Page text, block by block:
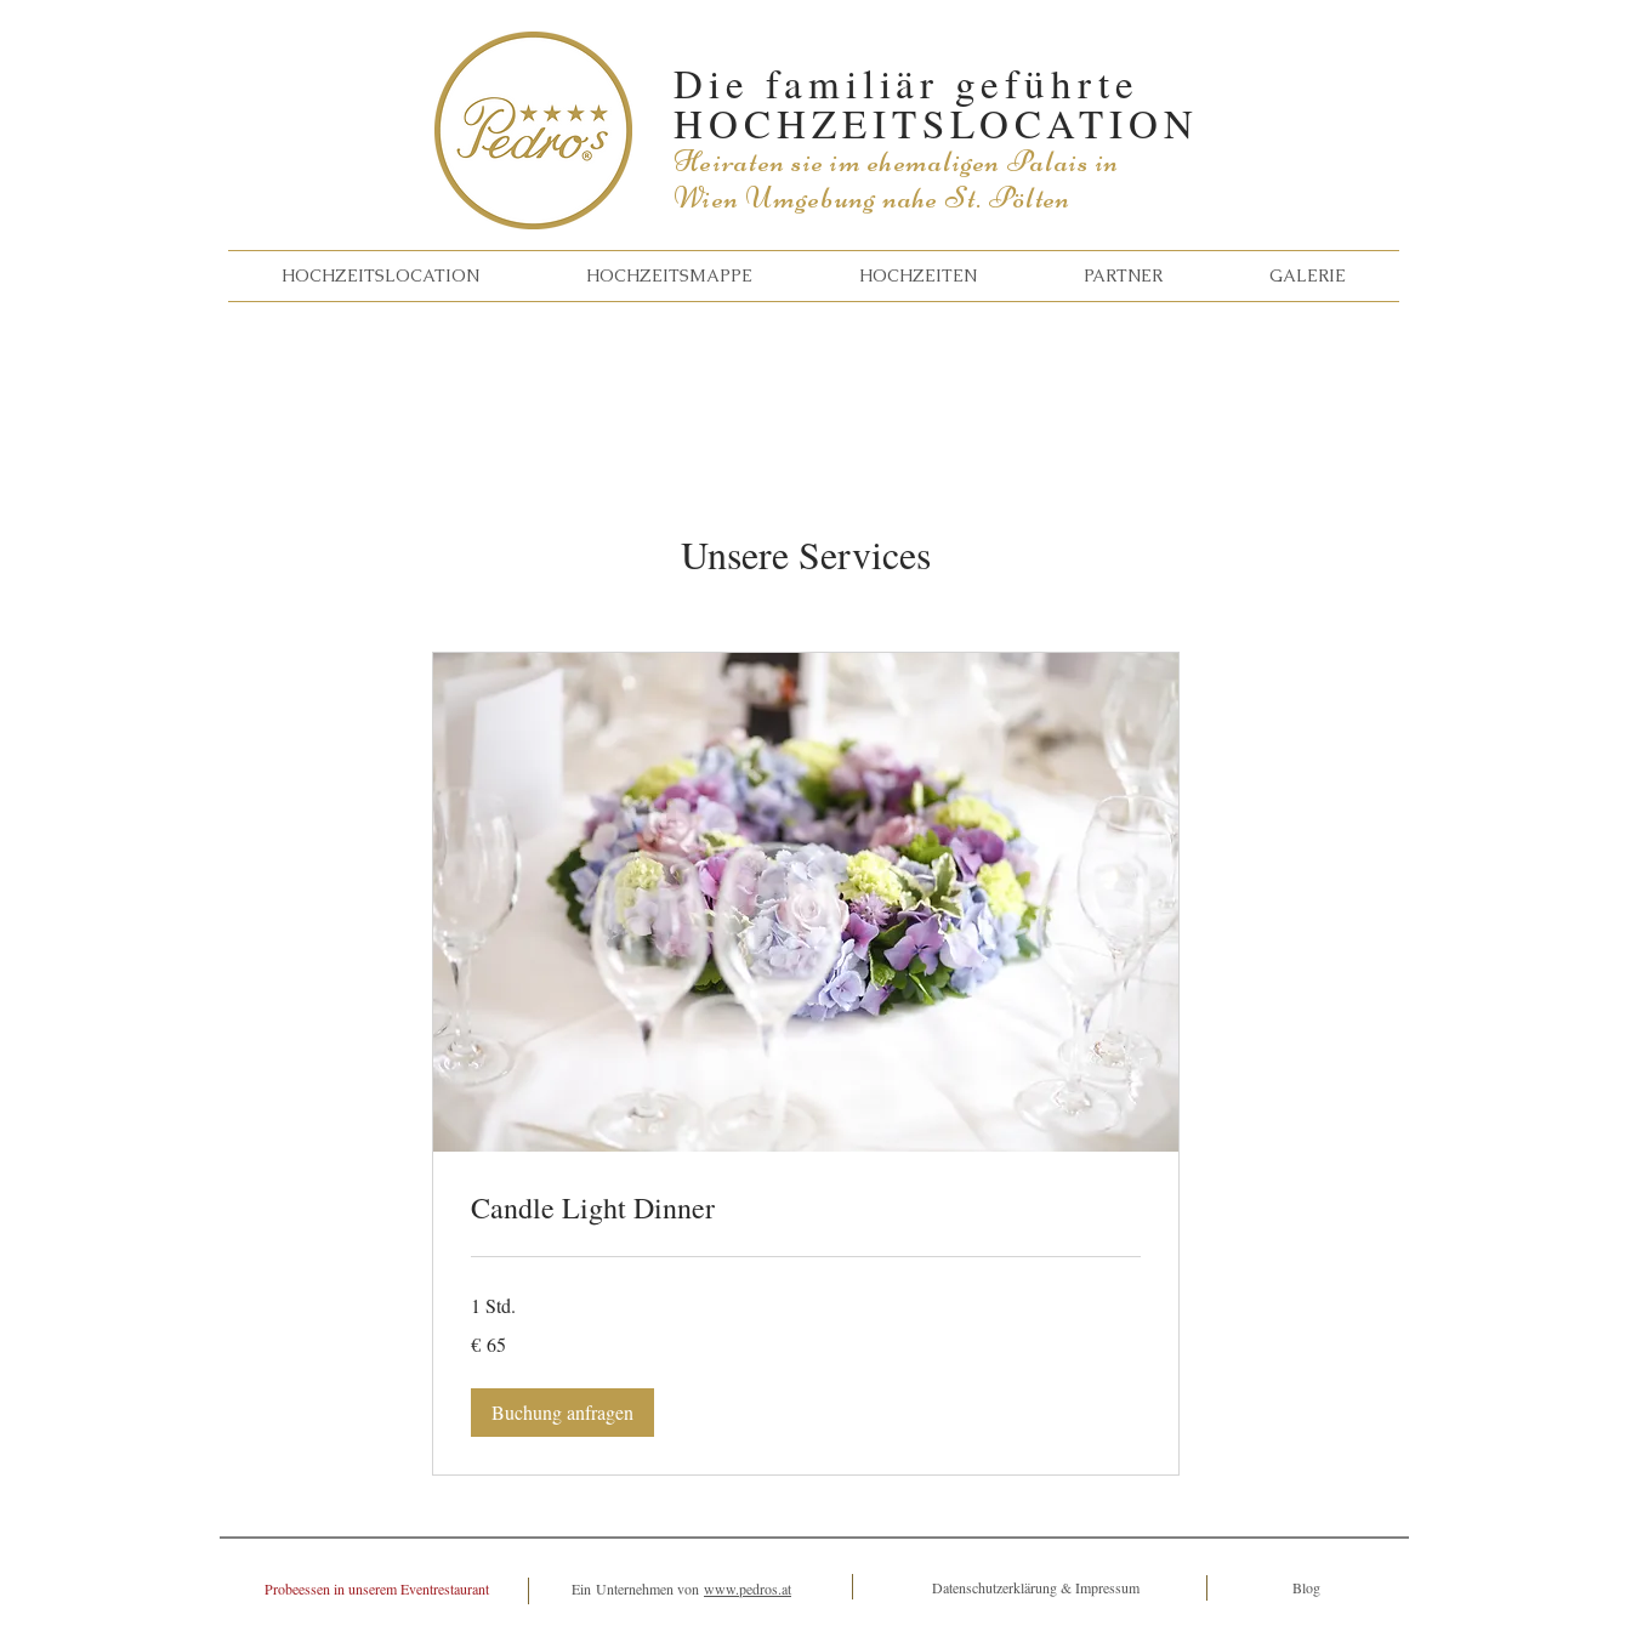
Die familiär geführte
HOCHZEITSLOCATION
Heiraten sie im ehemaligen Palais in
Wien Umgebung nahe St. Pölten
HOCHZEITSLOCATION HOCHZEITSMAPPE HOCHZEITEN PARTNER GALERIE
Unsere Services
Candle Light Dinner
1 Std.
Euro
€ 65
Buchung anfragen
Probeessen in unserem Eventrestaurant Ein Unternehmen von www.pedros.at Datenschutzerklärung & Impressum Blog